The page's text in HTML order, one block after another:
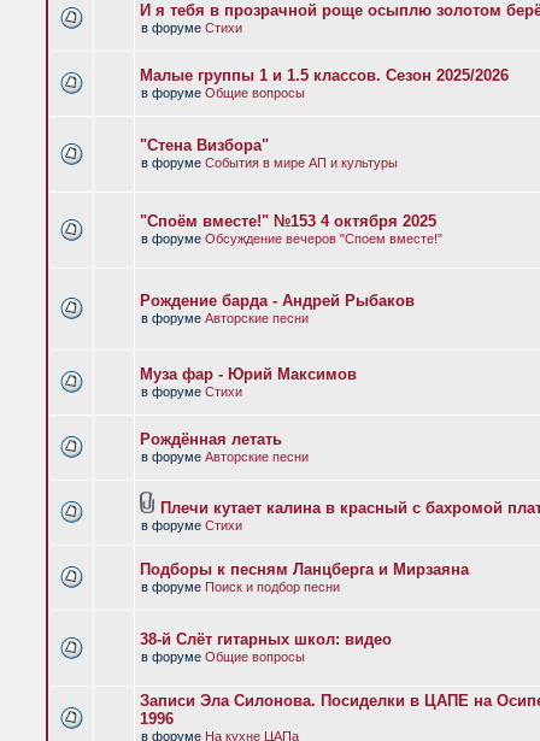
И я тебя в прозрачной роще осыплю золотом
в форуме Стихи
Малые группы 1 и 1.5 классов. Сезон 2025/2026
в форуме Общие вопросы
"Стена Визбора"
в форуме События в мире АП и культуры
"Споём вместе!" №153 4 октября 2025
в форуме Обсуждение вечеров "Споем вместе!"
Рождение барда - Андрей Рыбаков
в форуме Авторские песни
Муза фар - Юрий Максимов
в форуме Стихи
Рождённая летать
в форуме Авторские песни
Плечи кутает калина в красный с бахромой
в форуме Стихи
Подборы к песням Ланцберга и Мирзаяна
в форуме Поиск и подбор песни
38-й Слёт гитарных школ: видео
в форуме Общие вопросы
Записи Эла Силонова. Посиделки в ЦАПЕ на
1996
в форуме На кухне ЦАПа